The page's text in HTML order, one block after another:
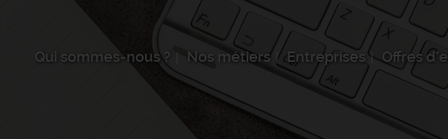
Qui sommes-nous ? Nos métiers Entreprises Offres